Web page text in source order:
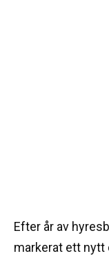
Efter år av
markerat ett nytt